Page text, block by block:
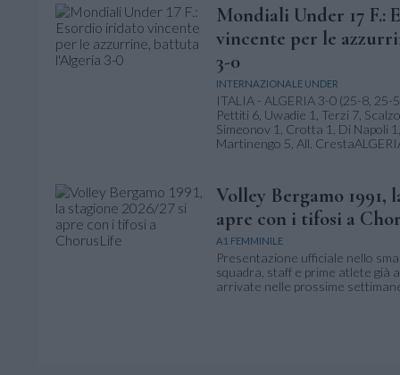
Mondiali Under 17 F.:
vincente per le
3-0
INTERNAZIONALE UNDER
ITALIA - ALGERIA 3-0 (25-8, 25-
Pettiti 6, Uwadie 1, Terzi 7,
Simeonov 1, Crotta 1, Di Napoli
Martinengo 5, All.
Volley Bergamo 1991,
apre con i tifosi a
A1 FEMMINILE
Presentazione ufficiale nello
squadra, staff e prime atlete già
arrivate nelle prossime